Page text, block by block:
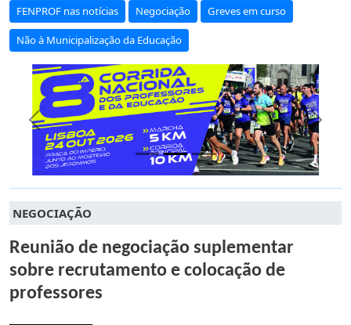
FENPROF nas notícias Negociação Greves em curso
Não à Municipalização da Educação
Anterior
NEGOCIAÇÃO
Reunião de negociação suplementar
sobre recrutamento e colocação de
professores